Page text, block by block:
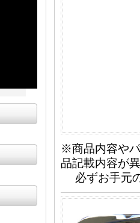
※商品内容や
品記載内容が
必ずお手元